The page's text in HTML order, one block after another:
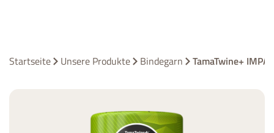
Startseite Unsere Produkte Bindegarn TamaTwine+